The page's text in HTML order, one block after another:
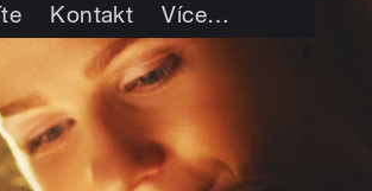
Kontakt Více…